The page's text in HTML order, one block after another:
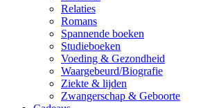
Relaties
Romans
Spannende boeken
Studieboeken
Voeding & Gezondheid
Waargebeurd/Biografie
Ziekte & lijden
Zwangerschap & Geboorte